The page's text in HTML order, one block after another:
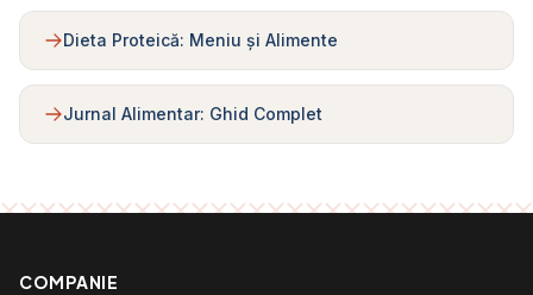
Dieta Proteică: Meniu și Alimente
Jurnal Alimentar: Ghid Complet
COMPANIE